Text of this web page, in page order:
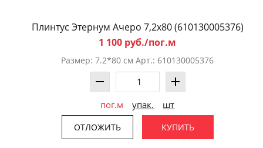
Плинтус Этернум Ачеро 7,2x80 (610130005376)
1 100 руб./пог.м
Размер: 7.2*80 см Арт.: 610130005376
пог.м упак. шт
ОТЛОЖИТЬ КУПИТЬ